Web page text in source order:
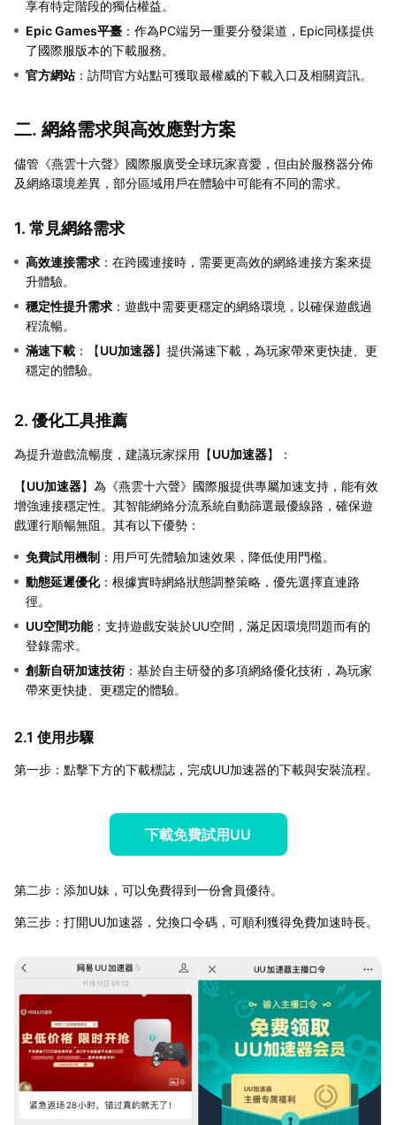
享有特定階段的獨佔權益。
Epic Games平臺 ：作為PC端另一重要分發渠道，Epic同樣提供
了國際服版本的下載服務。
官方網站：訪問官方站點可獲取最權威的下載入口及相關資訊。
二. 網絡需求與高效應對方案
儘管《燕雲十六聲》國際服廣受全球玩家喜愛，但由於服務器分佈
及網絡環境差異，部分區域用戶在體驗中可能有不同的需求。
1. 常見網絡需求
高效連接需求 ：在跨國連接時，需要更高效的網絡連接方案來提
升體驗。
穩定性提升需求 ：遊戲中需要更穩定的網絡環境，以確保遊戲過
程流暢。
滿速下載 ：【UU加速器】提供滿速下載，為玩家帶來更快捷、更
穩定的體驗。
2. 優化工具推薦
為提升遊戲流暢度，建議玩家採用【UU加速器】：
【UU加速器】為《燕雲十六聲》國際服提供專屬加速支持，能有效
增強連接穩定性。其智能網絡分流系統自動篩選最優線路，確保遊
戲運行順暢無阻。其有以下優勢：
免費試用機制 ：用戶可先體驗加速效果，降低使用門檻。
動態延遲優化：根據實時網絡狀態調整策略，優先選擇直連路
徑。
UU空間功能：支持遊戲安裝於UU空間，滿足因環境問題而有的
登錄需求。
創新自研加速技術 ：基於自主研發的多項網絡優化技術，為玩家
帶來更快捷、更穩定的體驗。
2.1 使用步驟
第一步：點擊下方的下載標誌，完成UU加速器的下載與安裝流程。
下載免費試用UU
第二步：添加U妹，可以免費得到一份會員優待。
第三步：打開UU加速器，兌換口令碼，可順利獲得免費加速時長。